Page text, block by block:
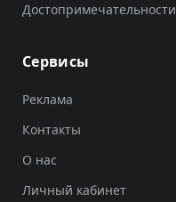
Достопримечательности
Сервисы
Реклама
Контакты
О нас
Личный кабинет